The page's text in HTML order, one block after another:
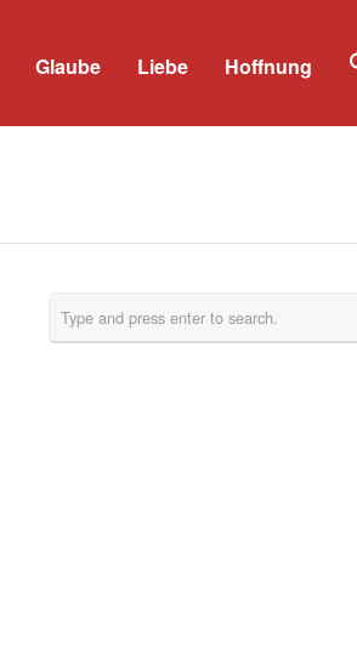
Glaube Liebe Hoffnung